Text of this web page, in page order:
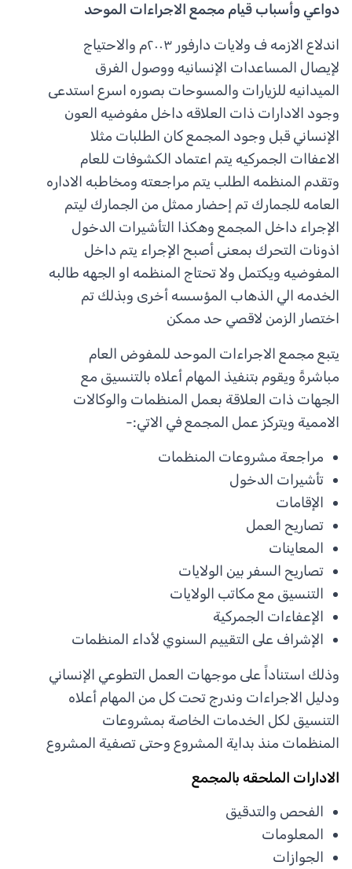
دواعي وأسباب قيام مجمع الاجراءات الموحد
اندلاع الازمه ف ولايات دارفور ٢٠٠٣م والاحتياج
لإيصال المساعدات الإنسانيه ووصول الفرق
الميدانيه للزيارات والمسوحات بصوره اسرع استدعى
وجود الادارات ذات العلاقه داخل مفوضيه العون
الإنساني قبل وجود المجمع كان الطلبات مثلا
الاعفاات الجمركيه يتم اعتماد الكشوفات للعام
وتقدم المنظمه الطلب يتم مراجعته ومخاطبه الاداره
العامه للجمارك تم إحضار ممثل من الجمارك ليتم
الإجراء داخل المجمع وهكذا التأشيرات الدخول
اذونات التحرك بمعنى أصبح الإجراء يتم داخل
المفوضيه ويكتمل ولا تحتاج المنظمه او الجهه طالبه
الخدمه الي الذهاب المؤسسه أخرى وبذلك تم
اختصار الزمن لاقصي حد ممكن
يتبع مجمع الاجراءات الموحد للمفوض العام
مباشرةً ويقوم بتنفيذ المهام أعلاه بالتنسيق مع
الجهات ذات العلاقة بعمل المنظمات والوكالات
الاممية ويتركز عمل المجمع في الاتي:-
مراجعة مشروعات المنظمات
تأشيرات الدخول
الإقامات
تصاريح العمل
المعاينات
تصاريح السفر بين الولايات
التنسيق مع مكاتب الولايات
الإعفاءات الجمركية
الإشراف على التقييم السنوي لأداء المنظمات
وذلك استناداً على موجهات العمل التطوعي الإنساني
ودليل الاجراءات وندرج تحت كل من المهام أعلاه
التنسيق لكل الخدمات الخاصة بمشروعات
المنظمات منذ بداية المشروع وحتى تصفية المشروع
الادارات الملحقه بالمجمع
الفحص والتدقيق
المعلومات
الجوازات